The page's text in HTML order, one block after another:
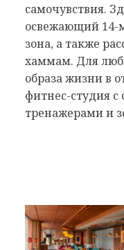
самочувствия.
освежающий 14-
зона, а также
хаммам. Для
образа жизни в
фитнес-студия
тренажерами и